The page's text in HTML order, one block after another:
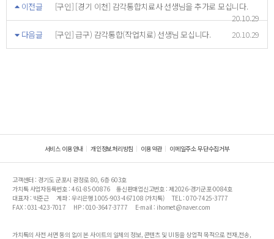
이전글
[구인] [경기 이천] 감각통합치료사 선생님을 추가로 모십니다.
20.10.29
다음글
[구인] 급구) 감각통합(작업치료) 선생님 모십니다. 20.10.29
서비스 이용안내 개인정보처리방침 이용약관 이메일주소 무단수집거부
고객센터 : 경기도 군포시 광정로 80, 6층 603호
가치톡 사업자등록번호 : 461-85-00876
통신판매업신고번호 : 제2026-경기군포-0084호
대표자 : 박준근
계좌 : 우리은행 1005-903-467108 (가치톡)
TEL : 070-7425-3777
FAX : 031-423-7017
HP : 010-3647-3777 E-mail : ihomet@naver.com
가치톡의 사전 서면 동의 없이 본 사이트의 일체의 정보, 콘텐츠 및 UI등을 상업적 목적으로 전재,전송,